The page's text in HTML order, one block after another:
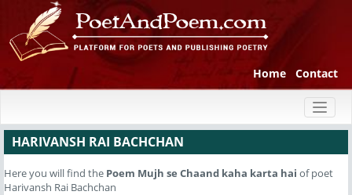
Home Contact
HARIVANSH RAI BACHCHAN
Here you will find the Poem Mujh se Chaand kaha karta hai of poet
Harivansh Rai Bachchan